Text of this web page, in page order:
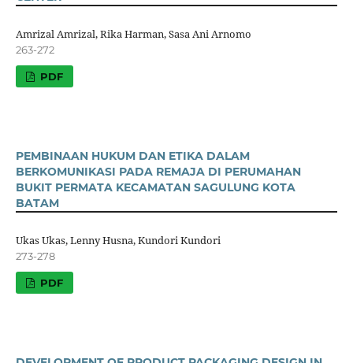
Amrizal Amrizal, Rika Harman, Sasa Ani Arnomo
263-272
PDF
PEMBINAAN HUKUM DAN ETIKA DALAM
BERKOMUNIKASI PADA REMAJA DI PERUMAHAN
BUKIT PERMATA KECAMATAN SAGULUNG KOTA
BATAM
Ukas Ukas, Lenny Husna, Kundori Kundori
273-278
PDF